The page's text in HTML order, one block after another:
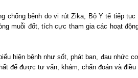
chống bệnh do vi rút Zika, Bộ Y tế tiếp
muỗi đốt, tích cực tham gia các hoạt
hiện bệnh như sốt, phát ban, đau nhức
để được tư vấn, khám, chẩn đoán và